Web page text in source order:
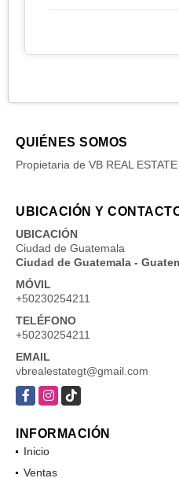
QUIÉNES SOMOS
Propietaria de VB REAL
UBICACIÓN Y CONTACTO
UBICACIÓN
Ciudad de Guatemala
Ciudad de Guatemala -
MÓVIL
+50230254211
TELÉFONO
+50230254211
EMAIL
vbrealestategt@gmail.com
INFORMACIÓN
Inicio